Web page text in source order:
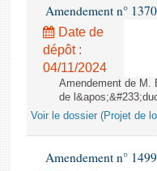
Amendement n°
Date de
dépôt :
04/11/2024
Amendement de M.
de
Voir le dossier (Projet de
Amendement n°